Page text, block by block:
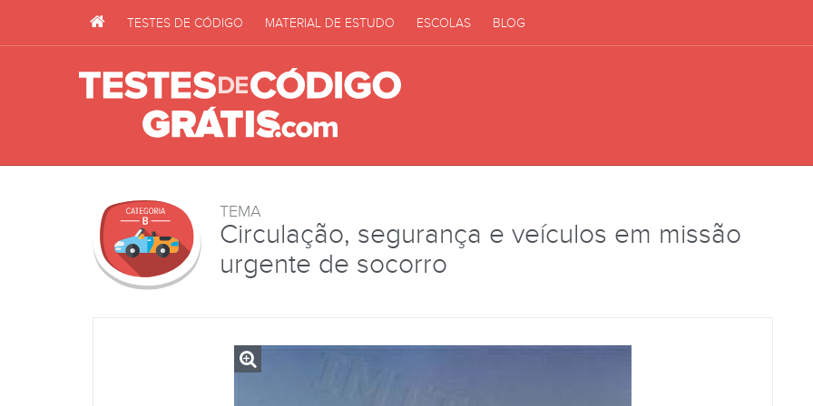
TESTES DE CÓDIGO MATERIAL DE ESTUDO ESCOLAS BLOG
TEMA
Circulação, segurança e veículos em missão
urgente de socorro